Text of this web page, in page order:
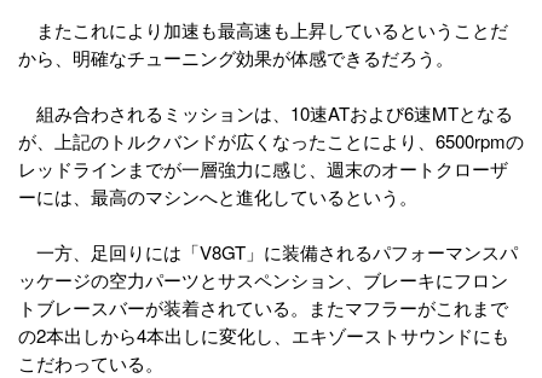
またこれにより加速も最高速も上昇しているということだ
から、明確なチューニング効果が体感できるだろう。
組み合わされるミッションは、10速ATおよび6速MTとなる
が、上記のトルクバンドが広くなったことにより、6500rpmの
レッドラインまでが一層強力に感じ、週末のオートクローザ
ーには、最高のマシンへと進化しているという。
一方、足回りには「V8GT」に装備されるパフォーマンスパ
ッケージの空力パーツとサスペンション、ブレーキにフロン
トブレースバーが装着されている。またマフラーがこれまで
の2本出しから4本出しに変化し、エキゾーストサウンドにも
こだわっている。